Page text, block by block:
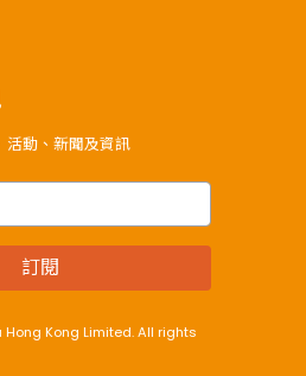
活動、新聞及資訊
訂閱
Kong Limited. All rights